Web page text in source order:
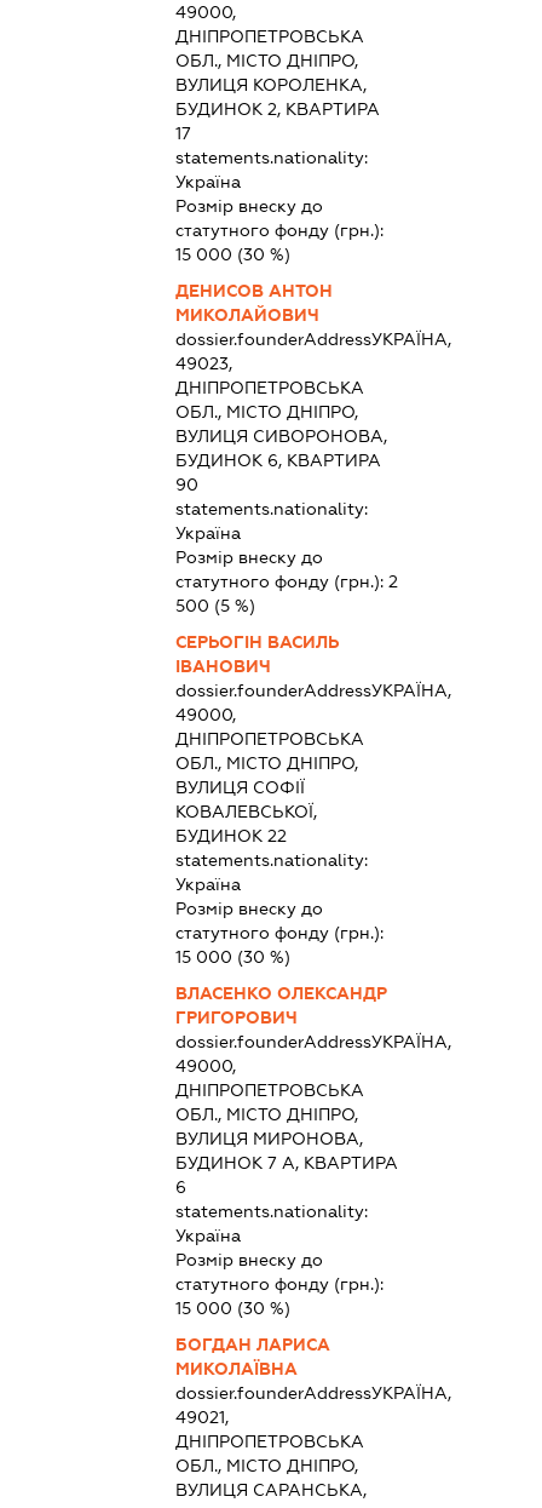
49000,
ДНІПРОПЕТРОВСЬКА
ОБЛ., МІСТО ДНІПРО,
ВУЛИЦЯ КОРОЛЕНКА,
БУДИНОК 2, КВАРТИРА
17
statements.nationality:
Україна
Розмір внеску до
статутного фонду (грн.):
15 000 (30 %)
ДЕНИСОВ АНТОН
МИКОЛАЙОВИЧ
dossier.founderAddressУКРАЇНА,
49023,
ДНІПРОПЕТРОВСЬКА
ОБЛ., МІСТО ДНІПРО,
ВУЛИЦЯ СИВОРОНОВА,
БУДИНОК 6, КВАРТИРА
90
statements.nationality:
Україна
Розмір внеску до
статутного фонду (грн.):2
500 (5 %)
СЕРЬОГІН ВАСИЛЬ
ІВАНОВИЧ
dossier.founderAddressУКРАЇНА,
49000,
ДНІПРОПЕТРОВСЬКА
ОБЛ., МІСТО ДНІПРО,
ВУЛИЦЯ СОФІЇ
КОВАЛЕВСЬКОЇ,
БУДИНОК 22
statements.nationality:
Україна
Розмір внеску до
статутного фонду (грн.):
15 000 (30 %)
ВЛАСЕНКО ОЛЕКСАНДР
ГРИГОРОВИЧ
dossier.founderAddressУКРАЇНА,
49000,
ДНІПРОПЕТРОВСЬКА
ОБЛ., МІСТО ДНІПРО,
ВУЛИЦЯ МИРОНОВА,
БУДИНОК 7 А, КВАРТИРА
6
statements.nationality:
Україна
Розмір внеску до
статутного фонду (грн.):
15 000 (30 %)
БОГДАН ЛАРИСА
МИКОЛАЇВНА
dossier.founderAddressУКРАЇНА,
49021,
ДНІПРОПЕТРОВСЬКА
ОБЛ., МІСТО ДНІПРО,
ВУЛИЦЯ САРАНСЬКА,